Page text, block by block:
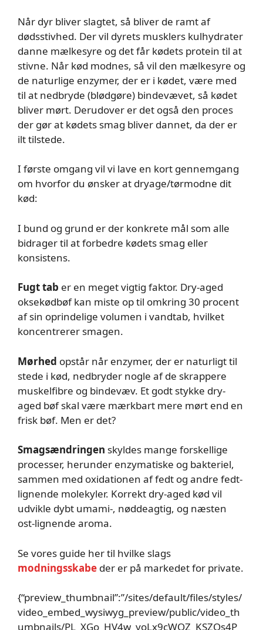
Når dyr bliver slagtet, så bliver de ramt af
dødsstivhed. Der vil dyrets musklers kulhydrater
danne mælkesyre og det får kødets protein til at
stivne. Når kød modnes, så vil den mælkesyre og
de naturlige enzymer, der er i kødet, være med
til at nedbryde (blødgøre) bindevævet, så kødet
bliver mørt. Derudover er det også den proces
der gør at kødets smag bliver dannet, da der er
ilt tilstede.
I første omgang vil vi lave en kort gennemgang
om hvorfor du ønsker at dryage/tørmodne dit
kød:
I bund og grund er der konkrete mål som alle
bidrager til at forbedre kødets smag eller
konsistens.
Fugt tab er en meget vigtig faktor. Dry-aged
oksekødbøf kan miste op til omkring 30 procent
af sin oprindelige volumen i vandtab, hvilket
koncentrerer smagen.
Mørhed opstår når enzymer, der er naturligt til
stede i kød, nedbryder nogle af de skrappere
muskelfibre og bindevæv. Et godt stykke dry-
aged bøf skal være mærkbart mere mørt end en
frisk bøf. Men er det?
Smagsændringen skyldes mange forskellige
processer, herunder enzymatiske og bakteriel,
sammen med oxidationen af ​​fedt og andre fedt-
lignende molekyler. Korrekt dry-aged kød vil
udvikle dybt umami-, nøddeagtig, og næsten
ost-lignende aroma.
Se vores guide her til hvilke slags
modningsskabe der er på markedet for private.
{“preview_thumbnail”:”/sites/default/files/styles/
video_embed_wysiwyg_preview/public/video_th
umbnails/PL_XGo_HV4w_yoLx9cWOZ_KSZOs4P